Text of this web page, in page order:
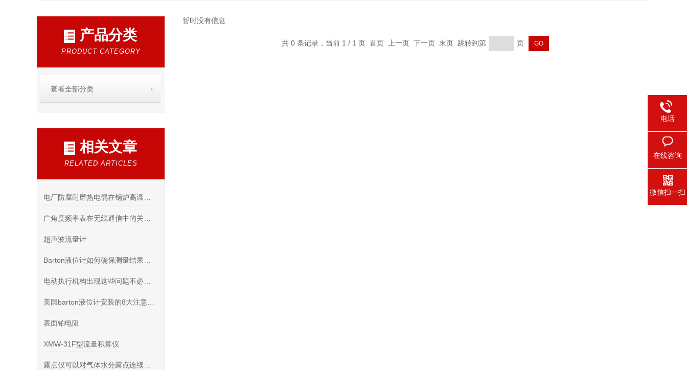
产品分类
PRODUCT CATEGORY
查看全部分类
相关文章
RELATED ARTICLES
超声波流量计
表面铂电阻
XMW-31F型流量积算仪
暂时没有信息
共 0 条记录，当前 1 / 1 页 首页 上一页 下一页 末页 跳转到第 页
电话
在线咨询
微信扫一扫